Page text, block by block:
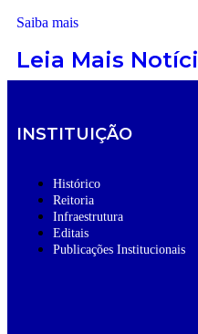
Saiba mais
Leia Mais
INSTITUIÇÃO
Histórico
Reitoria
Infraestrutura
Editais
Publicações Institucionais